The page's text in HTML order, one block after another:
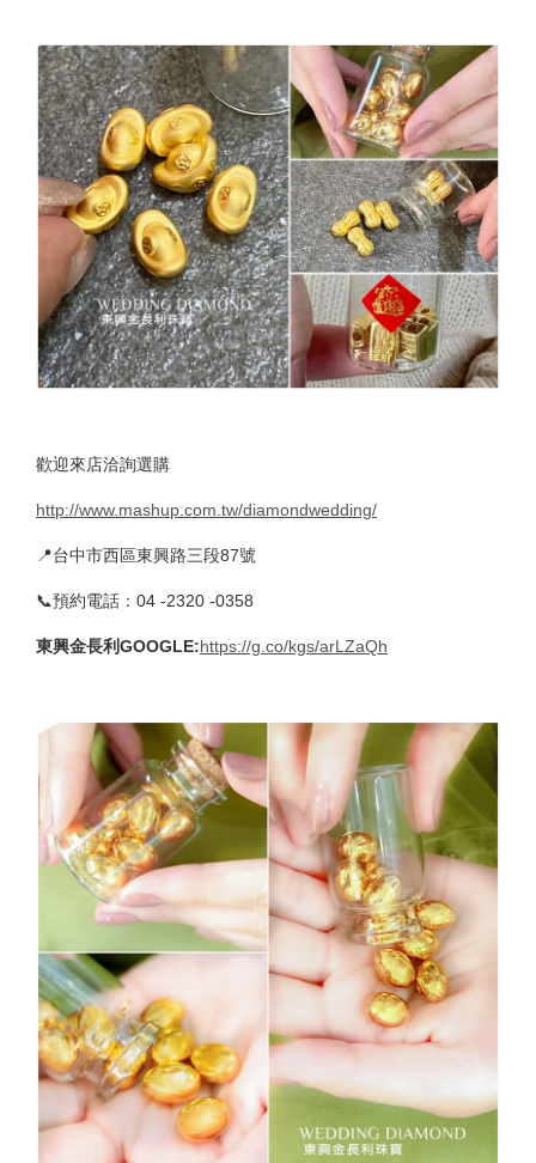
歡迎來店洽詢選購
http://www.mashup.com.tw/diamondwedding/
📍台中市西區東興路三段87號
📞預約電話：04 -2320 -0358
東興金長利GOOGLE:https://g.co/kgs/arLZaQh